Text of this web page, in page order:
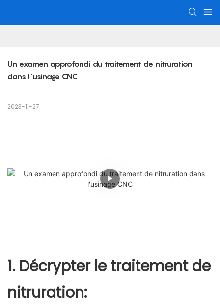
Un examen approfondi du traitement de nitruration
dans l'usinage CNC
2023-11-27
1. Décrypter le traitement de
nitruration: